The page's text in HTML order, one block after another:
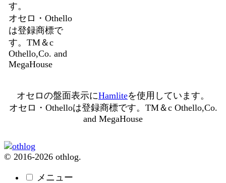
す。
オセロ・Othello
は登録商標で
す。TM＆c
Othello,Co. and
MegaHouse
オセロの盤面表示にHamliteを使用しています。
オセロ・Othelloは登録商標です。TM＆c Othello,Co.
and MegaHouse
© 2016-2026 othlog.
メニュー